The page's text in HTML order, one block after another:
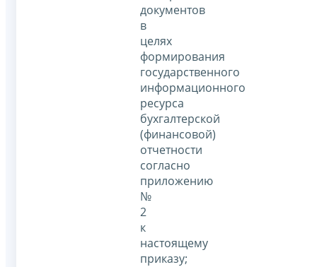
документов
в
целях
формирования
государственного
информационного
ресурса
бухгалтерской
(финансовой)
отчетности
согласно
приложению
№
2
к
настоящему
приказу;